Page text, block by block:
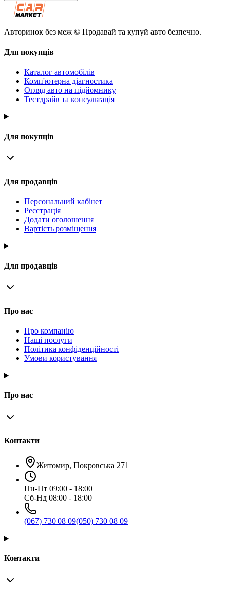
Авторинок без меж © Продавай та купуй авто безпечно.
Для покупців
Каталог автомобілів
Комп'ютерна діагностика
Огляд авто на підйомнику
Тестдрайв та консультація
Для покупців
Для продавців
Персональний кабінет
Реєстрація
Додати оголошення
Вартість розміщення
Для продавців
Про нас
Про компанію
Наші послуги
Політика конфіденційності
Умови користування
Про нас
Контакти
Житомир, Покровська 271
Пн-Пт 09:00 - 18:00
Сб-Нд 08:00 - 18:00
(067) 730 08 09(050) 730 08 09
Контакти